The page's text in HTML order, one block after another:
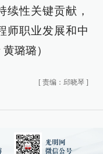
续性关键贡献，
师职业发展和中
璐璐）
[ 责编：邱晓琴 ]